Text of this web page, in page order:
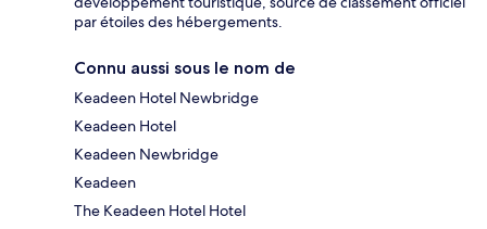
par étoiles des hébergements.
Connu aussi sous le nom de
Keadeen Hotel Newbridge
Keadeen Hotel
Keadeen Newbridge
Keadeen
The Keadeen Hotel Hotel